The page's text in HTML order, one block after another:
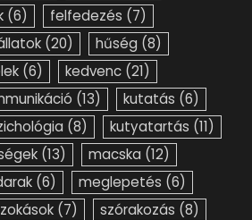
(6) felfedezés (7)
(20) hűség (8)
(6) kedvenc (21)
(13) kutatás (6)
(8) kutyatartás (11)
(13) macska (12)
(6) meglepetés (6)
(7) szórakozás (8)